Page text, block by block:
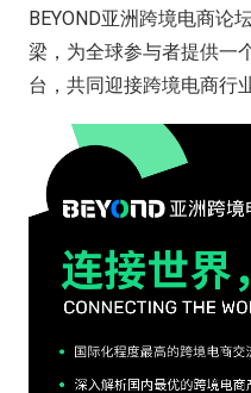
BEYOND亚洲跨境电商论
梁，为全球参与者提供一
台，共同迎接跨境电商行